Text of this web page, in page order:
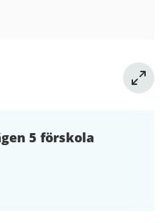
5 förskola